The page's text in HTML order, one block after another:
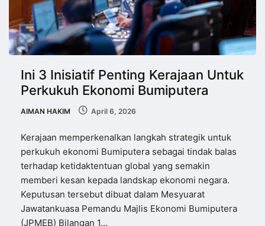
Ini 3 Inisiatif Penting Kerajaan Untuk
Perkukuh Ekonomi Bumiputera
AIMAN HAKIM April 6, 2026
Kerajaan memperkenalkan langkah strategik untuk
perkukuh ekonomi Bumiputera sebagai tindak balas
terhadap ketidaktentuan global yang semakin
memberi kesan kepada landskap ekonomi negara.
Keputusan tersebut dibuat dalam Mesyuarat
Jawatankuasa Pemandu Majlis Ekonomi Bumiputera
(JPMEB) Bilangan 1…